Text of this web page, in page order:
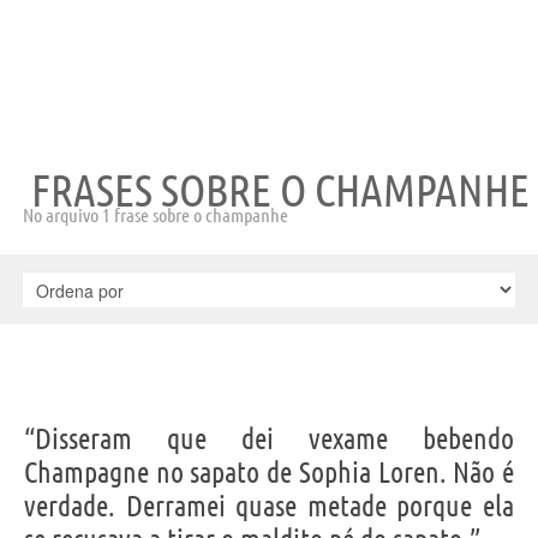
FRASES SOBRE O CHAMPANHE
No arquivo 1 frase sobre o champanhe
“Disseram que dei vexame bebendo
Champagne no sapato de Sophia Loren. Não é
verdade. Derramei quase metade porque ela